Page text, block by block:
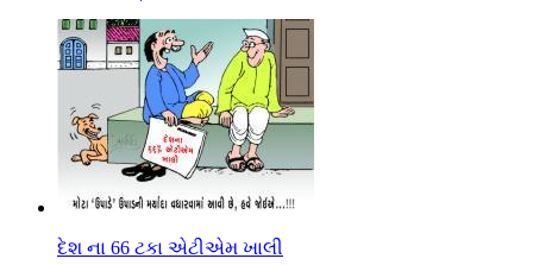
દેશ ના 66 ટકા એટીએમ ખાલી